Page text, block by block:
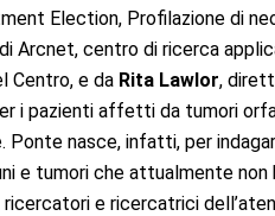
Election, Profilazione di
Arcnet, centro di ricerca
Centro, e da Rita Lawlor,
i pazienti affetti da tumori
nasce, infatti, per
e tumori che attualmente non
e ricercatrici